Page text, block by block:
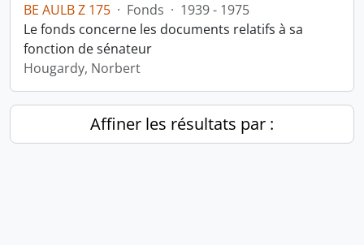
BE AULB Z 175 · Fonds · 1939 - 1975
Le fonds concerne les documents relatifs à sa
fonction de sénateur
Hougardy, Norbert
Affiner les résultats par :